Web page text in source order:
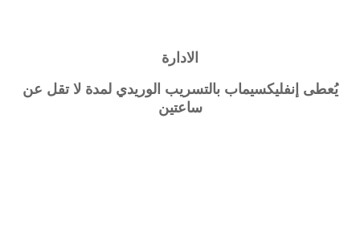
الادارة
يُعطى إنفليكسيماب بالتسريب الوريدي لمدة لا تقل عن
ساعتين